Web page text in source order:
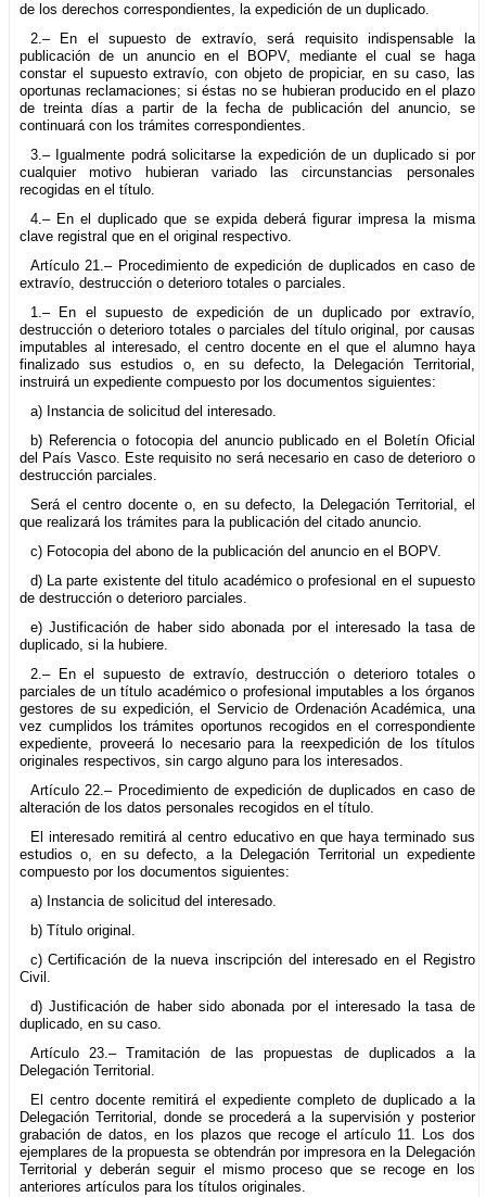
de los derechos correspondientes, la expedición de un duplicado.
2.– En el supuesto de extravío, será requisito indispensable la
publicación de un anuncio en el BOPV, mediante el cual se haga
constar el supuesto extravío, con objeto de propiciar, en su caso, las
oportunas reclamaciones; si éstas no se hubieran producido en el plazo
de treinta días a partir de la fecha de publicación del anuncio, se
continuará con los trámites correspondientes.
3.– Igualmente podrá solicitarse la expedición de un duplicado si por
cualquier motivo hubieran variado las circunstancias personales
recogidas en el título.
4.– En el duplicado que se expida deberá figurar impresa la misma
clave registral que en el original respectivo.
Artículo 21.– Procedimiento de expedición de duplicados en caso de
extravío, destrucción o deterioro totales o parciales.
1.– En el supuesto de expedición de un duplicado por extravío,
destrucción o deterioro totales o parciales del título original, por causas
imputables al interesado, el centro docente en el que el alumno haya
finalizado sus estudios o, en su defecto, la Delegación Territorial,
instruirá un expediente compuesto por los documentos siguientes:
a) Instancia de solicitud del interesado.
b) Referencia o fotocopia del anuncio publicado en el Boletín Oficial
del País Vasco. Este requisito no será necesario en caso de deterioro o
destrucción parciales.
Será el centro docente o, en su defecto, la Delegación Territorial, el
que realizará los trámites para la publicación del citado anuncio.
c) Fotocopia del abono de la publicación del anuncio en el BOPV.
d) La parte existente del titulo académico o profesional en el supuesto
de destrucción o deterioro parciales.
e) Justificación de haber sido abonada por el interesado la tasa de
duplicado, si la hubiere.
2.– En el supuesto de extravío, destrucción o deterioro totales o
parciales de un título académico o profesional imputables a los órganos
gestores de su expedición, el Servicio de Ordenación Académica, una
vez cumplidos los trámites oportunos recogidos en el correspondiente
expediente, proveerá lo necesario para la reexpedición de los títulos
originales respectivos, sin cargo alguno para los interesados.
Artículo 22.– Procedimiento de expedición de duplicados en caso de
alteración de los datos personales recogidos en el título.
El interesado remitirá al centro educativo en que haya terminado sus
estudios o, en su defecto, a la Delegación Territorial un expediente
compuesto por los documentos siguientes:
a) Instancia de solicitud del interesado.
b) Título original.
c) Certificación de la nueva inscripción del interesado en el Registro
Civil.
d) Justificación de haber sido abonada por el interesado la tasa de
duplicado, en su caso.
Artículo 23.– Tramitación de las propuestas de duplicados a la
Delegación Territorial.
El centro docente remitirá el expediente completo de duplicado a la
Delegación Territorial, donde se procederá a la supervisión y posterior
grabación de datos, en los plazos que recoge el artículo 11. Los dos
ejemplares de la propuesta se obtendrán por impresora en la Delegación
Territorial y deberán seguir el mismo proceso que se recoge en los
anteriores artículos para los títulos originales.